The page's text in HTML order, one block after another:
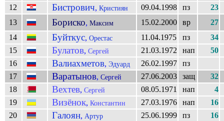
12
Бистрович, Кристиян 09.04.1998 пз
23
13
Бориско, Максим 15.02.2000 вр
27
14
Буйткус, Орестас 11.04.1975 пз
34
15
Булатов, Сергей 21.03.1972 нап
50
16
Валиахметов, Эдуард 26.02.1997
пз
17
Варатынов, Сергей 27.06.2003 защ
32
18
Вехтев, Сергей 08.05.1971 нап
4
19
Визёнок, Константин 27.03.1976 нап
16
20
Галоян, Артур 25.06.1999 пз
16